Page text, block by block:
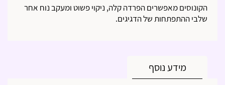
הקונוסים מאפשרים הפרדה קלה, ניקוי פשוט ומעקב נוח אחר
שלבי ההתפתחות של הדגיגים.
מידע נוסף